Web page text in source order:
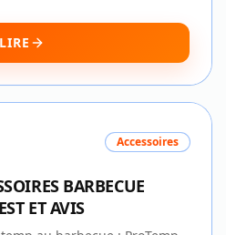
LIRE
Accessoires
BARBECUE
ET AVIS